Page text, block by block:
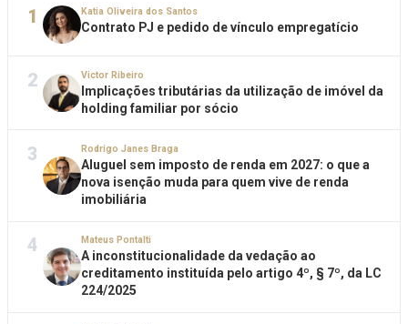
1 Katia Oliveira dos Santos
Contrato PJ e pedido de vínculo empregatício
2 Victor Ribeiro
Implicações tributárias da utilização de imóvel da
holding familiar por sócio
3 Rodrigo Janes Braga
Aluguel sem imposto de renda em 2027: o que a
nova isenção muda para quem vive de renda
imobiliária
4 Mateus Pontalti
A inconstitucionalidade da vedação ao
creditamento instituída pelo artigo 4º, § 7º, da LC
224/2025